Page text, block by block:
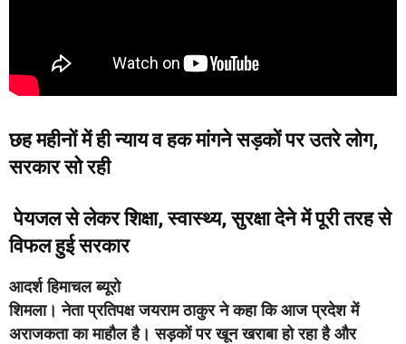
छह महीनों में ही न्याय व हक मांगने सड़कों पर उतरे लोग,
सरकार सो रही
पेयजल से लेकर शिक्षा, स्वास्थ्य, सुरक्षा देने में पूरी तरह से
विफल हुई सरकार
आदर्श हिमाचल ब्यूरो
शिमला। नेता प्रतिपक्ष जयराम ठाकुर ने कहा कि आज प्रदेश में
अराजकता का माहौल है। सड़कों पर खून खराबा हो रहा है और